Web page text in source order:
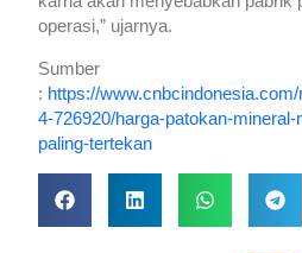
operasi,” ujarnya.
Sumber
: https://
4-726920/harga-patokan-
paling-tertekan